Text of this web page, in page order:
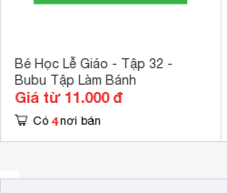
Bé Học Lễ Giáo - Tập 32 -
Bubu Tập Làm Bánh
Giá từ 11.000 đ
Có 4 nơi bán